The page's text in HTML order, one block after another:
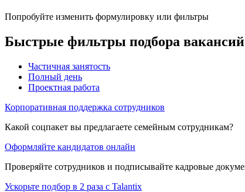
Попробуйте изменить формулировку или фильтры
Быстрые фильтры подбора вакансий
Частичная занятость
Полный день
Проектная работа
Корпоративная поддержка сотрудников
Какой соцпакет вы предлагаете семейным сотрудникам?
Оформляйте кандидатов онлайн
Проверяйте сотрудников и подписывайте кадровые
Ускорьте подбор в 2 раза с Talantix